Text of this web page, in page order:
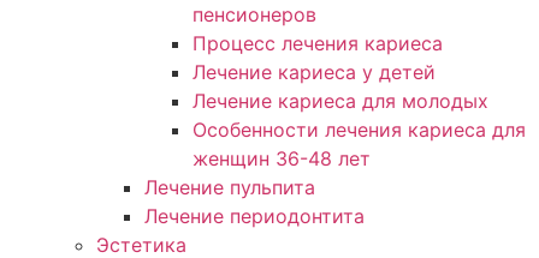
пенсионеров
Процесс лечения кариеса
Лечение кариеса у детей
Лечение кариеса для молодых
Особенности лечения кариеса для
женщин 36-48 лет
Лечение пульпита
Лечение периодонтита
Эстетика